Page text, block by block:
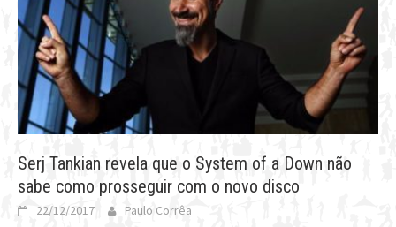
Serj Tankian revela que o System of a Down não
sabe como prosseguir com o novo disco
22/12/2017 Paulo Corrêa